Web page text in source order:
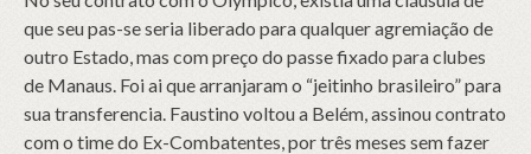
que seu pas-se seria liberado para qualquer agremiação de
outro Estado, mas com preço do passe fixado para clubes
de Manaus. Foi ai que arranjaram o “jeitinho brasileiro” para
sua transferencia. Faustino voltou a Belém, assinou contrato
com o time do Ex-Combatentes, por três meses sem fazer